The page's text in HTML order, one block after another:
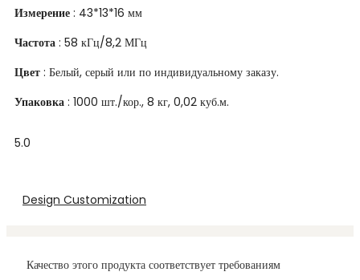
Измерение : 43*13*16 мм
Частота : 58 кГц/8,2 МГц
Цвет : Белый, серый или по индивидуальному заказу.
Упаковка : 1000 шт./кор., 8 кг, 0,02 куб.м.
5.0
Design Customization
Качество этого продукта соответствует требованиям